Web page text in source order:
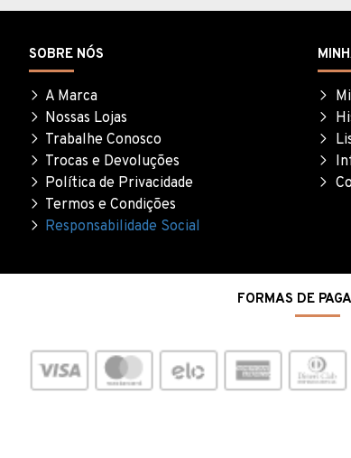
SOBRE NÓS
A Marca
Nossas Lojas
Trabalhe Conosco
Trocas e Devoluções
Política de Privacidade
Termos e Condições
Responsabilidade Social
FORMAS DE